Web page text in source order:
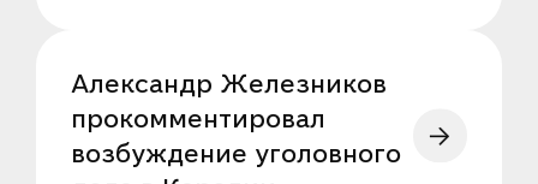
Александр Железников
прокомментировал
возбуждение уголовного